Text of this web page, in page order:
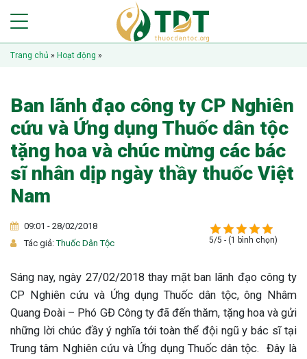
Trang chủ » Hoạt động »
Ban lãnh đạo công ty CP Nghiên
cứu và Ứng dụng Thuốc dân tộc
tặng hoa và chúc mừng các bác
sĩ nhân dịp ngày thầy thuốc Việt
Nam
09:01 - 28/02/2018
Tác giả:Thuốc Dân Tộc 5/5 - (1 bình chọn)
Sáng nay, ngày 27/02/2018 thay mặt ban lãnh đạo công ty
CP Nghiên cứu và Ứng dụng Thuốc dân tộc, ông Nhâm
Quang Đoài – Phó GĐ Công ty đã đến thăm, tặng hoa và gửi
những lời chúc đầy ý nghĩa tới toàn thể đội ngũ y bác sĩ tại
Trung tâm Nghiên cứu và Ứng dụng Thuốc dân tộc. Đây là